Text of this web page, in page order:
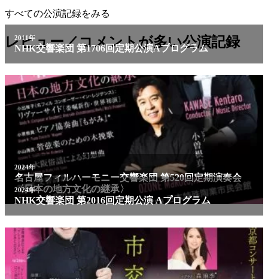
すべての公演記録をみる
レビュー／コメントが多い公演記録
2011年
NHK交響楽団 第1706回定期公演Aプログラム
2024年
名古屋フィルハーモニー交響楽団 第520回定期演奏会
〈日本の地方文化の継承〉
2024年
NHK交響楽団 第2016回定期公演 Aプログラム